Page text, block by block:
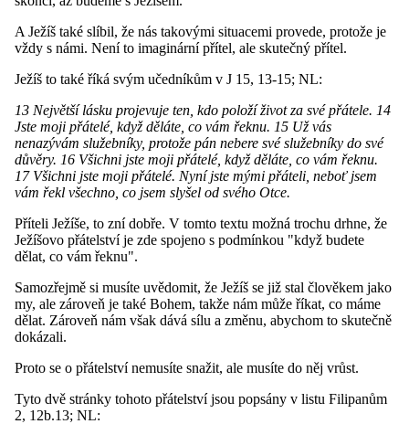
A Ježíš také slíbil, že nás takovými situacemi provede, protože je
vždy s námi. Není to imaginární přítel, ale skutečný přítel.
Ježíš to také říká svým učedníkům v J 15, 13-15; NL:
13 Největší lásku projevuje ten, kdo položí život za své přátele. 14
Jste moji přátelé, když děláte, co vám řeknu. 15 Už vás
nenazývám služebníky, protože pán nebere své služebníky do své
důvěry. 16 Všichni jste moji přátelé, když děláte, co vám řeknu.
17 Všichni jste moji přátelé. Nyní jste mými přáteli, neboť jsem
vám řekl všechno, co jsem slyšel od svého Otce.
Příteli Ježíše, to zní dobře. V tomto textu možná trochu drhne, že
Ježíšovo přátelství je zde spojeno s podmínkou "když budete
dělat, co vám řeknu".
Samozřejmě si musíte uvědomit, že Ježíš se již stal člověkem jako
my, ale zároveň je také Bohem, takže nám může říkat, co máme
dělat. Zároveň nám však dává sílu a změnu, abychom to skutečně
dokázali.
Proto se o přátelství nemusíte snažit, ale musíte do něj vrůst.
Tyto dvě stránky tohoto přátelství jsou popsány v listu Filipanům
2, 12b.13; NL: